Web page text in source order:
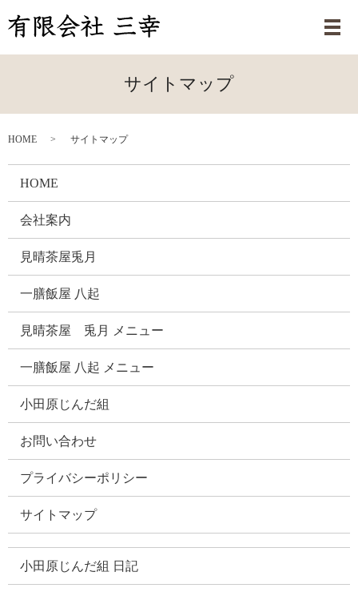
メ
サイトマップ
HOME サイトマップ
HOME
会社案内
見晴茶屋兎月
一膳飯屋 八起
見晴茶屋 兎月 メニュー
一膳飯屋 八起 メニュー
小田原じんだ組
お問い合わせ
プライバシーポリシー
サイトマップ
小田原じんだ組 日記